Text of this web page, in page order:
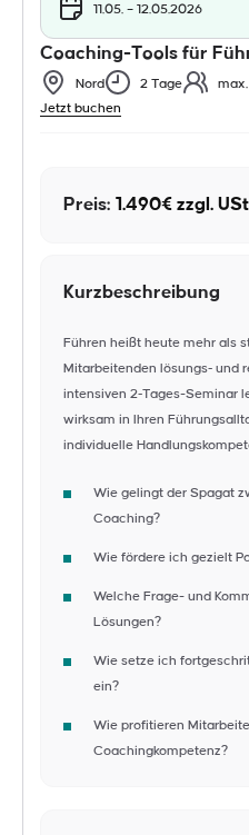
11.05. – 12.05.2026
Coaching-Tools für
Nord 2 Tage
max.
Jetzt buchen
Preis: 1.490€ zzgl. USt
Kurzbeschreibung
Führen heißt heute mehr als
Mitarbeitenden lösungs‑ und
intensiven 2‑Tages-Seminar
wirksam in Ihren
individuelle
Wie gelingt der Spagat
Coaching?
Wie fördere ich gezielt
Welche Frage- und
Lösungen?
Wie setze ich
ein?
Wie profitieren
Coachingkompetenz?